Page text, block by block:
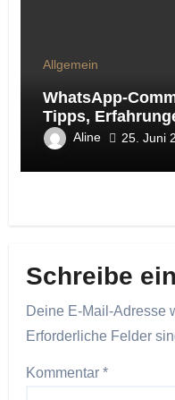
Allgemein
WhatsApp-
Tipps,
Marketing-Praxis
Aline 25. Juni
Schreibe
Deine E-Mail-Adresse
Erforderliche Felder
Kommentar*